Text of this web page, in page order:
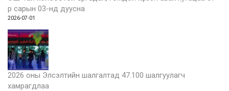
р сарын 03-нд дуусна
2026-07-01
2026 оны Элсэлтийн шалгалтад 47.100 шалгуулагч
хамрагдлаа